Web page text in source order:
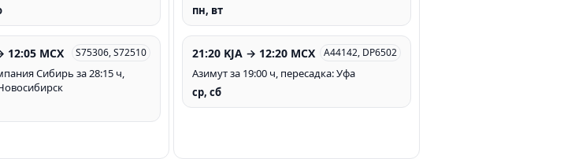
12:05 MCX S75306, S72510
Сибирь за 28:15 ч,
пн, вт
21:20 KJA → 12:20 MCX A44142, DP6502
Азимут за 19:00 ч, пересадка: Уфа
ср, сб